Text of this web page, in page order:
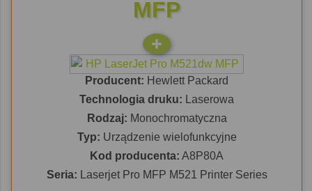
MFP
Producent: Hewlett Packard
Technologia druku: Laserowa
Rodzaj: Monochromatyczna
Typ: Urządzenie wielofunkcyjne
Kod producenta: A8P80A
Seria: Laserjet Pro MFP M521 Printer Series